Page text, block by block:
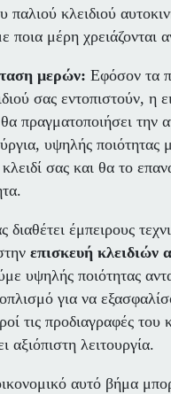
παλιού κλειδιού
ποια μέρη χρειάζονται
μερών: Εφόσον τα
σας εντοπιστούν, η
πραγματοποιήσει την
υψηλής
σας και θα το
διαθέτει έμπειρους
επισκευή κλειδιών
υψηλής ποιότητας
για να
τις προδιαγραφές του
αξιόπιστη λειτουργία.
αυτό βήμα